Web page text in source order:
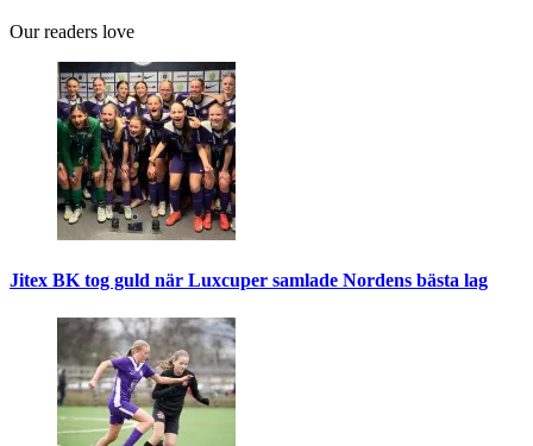
Our readers love
Jitex BK tog guld när Luxcuper samlade Nordens bästa lag